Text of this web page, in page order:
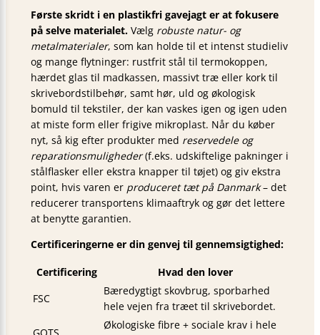
Første skridt i en plastikfri gavejagt er at fokusere
på selve materialet. Vælg robuste natur- og
metalmaterialer, som kan holde til et intenst studieliv
og mange flytninger: rustfrit stål til termokoppen,
hærdet glas til madkassen, massivt træ eller kork til
skrivebordstilbehør, samt hør, uld og økologisk
bomuld til tekstiler, der kan vaskes igen og igen uden
at miste form eller frigive mikroplast. Når du køber
nyt, så kig efter produkter med reservedele og
reparationsmuligheder(f.eks. udskiftelige pakninger i
stålflasker eller ekstra knapper til tøjet) og giv ekstra
point, hvis varen er produceret tæt på Danmark– det
reducerer transportens klimaaftryk og gør det lettere
at benytte garantien.
Certificeringerne er din genvej til gennemsigtighed:
Certificering
Hvad den lover
FSC
Bæredygtigt skovbrug, sporbarhed
hele vejen fra træet til skrivebordet.
Økologiske fibre + sociale krav i hele